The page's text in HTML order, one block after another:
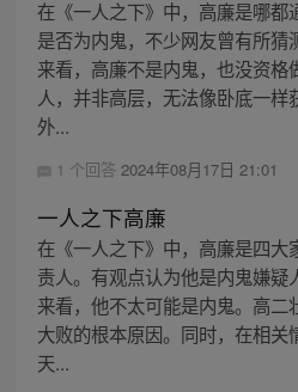
在《一人之下》中，高廉是哪都
是否为内鬼，不少网友曾有所猜
来看，高廉不是内鬼，也没资格
人，并非高层，无法像卧底一
外...
1 个回答 2024年08月17日 21:01
一人之下高廉
在《一人之下》中，高廉是四大
责人。有观点认为他是内鬼嫌疑
来看，他不太可能是内鬼。高二
大败的根本原因。同时，在相关
天...